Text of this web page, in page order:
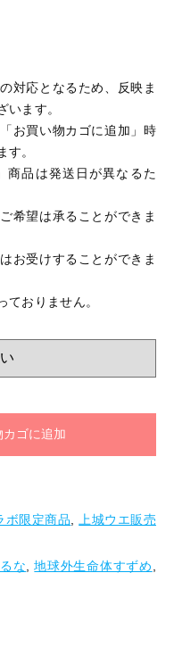
対応となるため、反映ま
います。
お買い物カゴに追加」時
す。
品は発送日が異なるた
希望は承ることができま
お受けすることができま
おりません。
カゴに追加
ボ限定商品,上城ウエ販売
な,地球外生命体すずめ,